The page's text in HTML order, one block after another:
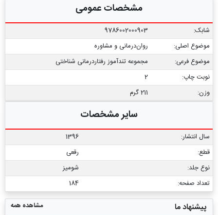
مشخصات عمومی
شابک:
9786002000903
موضوع اصلی:
روان‌درمانی و مشاوره
موضوع فرعی:
مجموعه تندآموز رفتاردرمانی شناختی
نوبت چاپ:
2
وزن:
211 گرم
سایر مشخصات
سال انتشار:
1396
قطع:
رقعی
نوع جلد:
شومیز
تعداد صفحه:
184
پیشنهاد ما مشاهده همه